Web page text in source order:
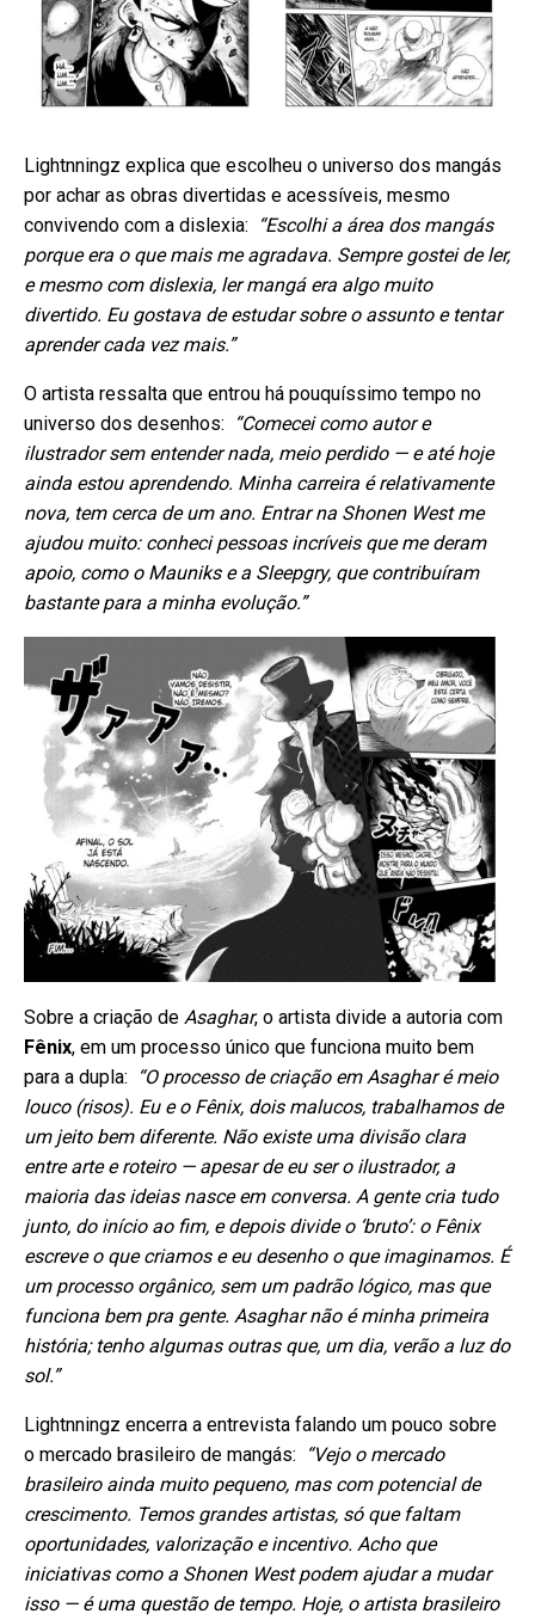
Lightnningz explica que escolheu o universo dos mangás
por achar as obras divertidas e acessíveis, mesmo
convivendo com a dislexia:
“Escolhi a área dos mangás
porque era o que mais me agradava. Sempre gostei de ler,
e mesmo com dislexia, ler mangá era algo muito
divertido. Eu gostava de estudar sobre o assunto e tentar
aprender cada vez mais.”
O artista ressalta que entrou há pouquíssimo tempo no
universo dos desenhos:
“Comecei como autor e
ilustrador sem entender nada, meio perdido — e até hoje
ainda estou aprendendo. Minha carreira é relativamente
nova, tem cerca de um ano. Entrar na Shonen West me
ajudou muito: conheci pessoas incríveis que me deram
apoio, como o Mauniks e a Sleepgry, que contribuíram
bastante para a minha evolução.”
Sobre a criação de Asaghar, o artista divide a autoria com
Fênix, em um processo único que funciona muito bem
para a dupla:
“O processo de criação em Asaghar é meio
louco (risos). Eu e o Fênix, dois malucos, trabalhamos de
um jeito bem diferente. Não existe uma divisão clara
entre arte e roteiro — apesar de eu ser o ilustrador, a
maioria das ideias nasce em conversa. A gente cria tudo
junto, do início ao fim, e depois divide o ‘bruto’: o Fênix
escreve o que criamos e eu desenho o que imaginamos. É
um processo orgânico, sem um padrão lógico, mas que
funciona bem pra gente. Asaghar não é minha primeira
história; tenho algumas outras que, um dia, verão a luz do
sol.”
Lightnningz encerra a entrevista falando um pouco sobre
o mercado brasileiro de mangás: “Vejo o mercado
brasileiro ainda muito pequeno, mas com potencial de
crescimento. Temos grandes artistas, só que faltam
oportunidades, valorização e incentivo. Acho que
iniciativas como a Shonen West podem ajudar a mudar
isso — é uma questão de tempo. Hoje, o artista brasileiro